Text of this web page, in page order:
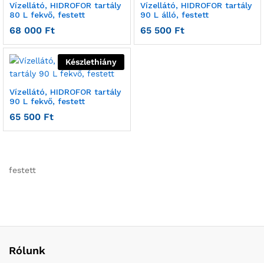
Vízellátó, HIDROFOR tartály
80 L fekvő, festett
68 000 Ft
Vízellátó, HIDROFOR tartály
90 L álló, festett
65 500 Ft
Készlethiány
Vízellátó, HIDROFOR tartály
90 L fekvő, festett
65 500 Ft
festett
Rólunk